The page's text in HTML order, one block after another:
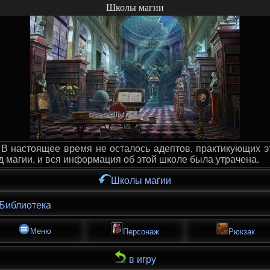
Школы магии
В настоящее время не осталось адептов, практикующих
магии, и вся информация об этой школе была утрачена.
Школы магии
Меню Персонаж Рюкзак
в игру